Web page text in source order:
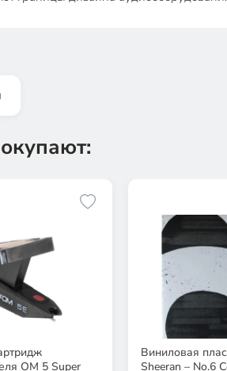
OM 5 Super
Виниловая
Sheeran – No.6